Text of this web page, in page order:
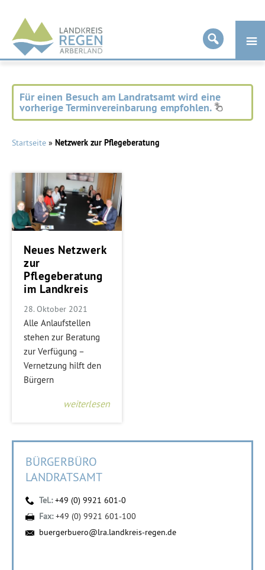
Landkreis
Regen
Für einen Besuch am Landratsamt wird eine
vorherige Terminvereinbarung empfohlen.
Startseite » Netzwerk zur Pflegeberatung
Neues Netzwerk
zur
Pflegeberatung
im Landkreis
28. Oktober 2021
Alle Anlaufstellen
stehen zur Beratung
zur Verfügung –
Vernetzung hilft den
Bürgern
weiterlesen
BÜRGERBÜRO
LANDRATSAMT
Tel.:+49 (0) 9921 601-0
Fax:+49 (0) 9921 601-100
buergerbuero@lra.landkreis-regen.de